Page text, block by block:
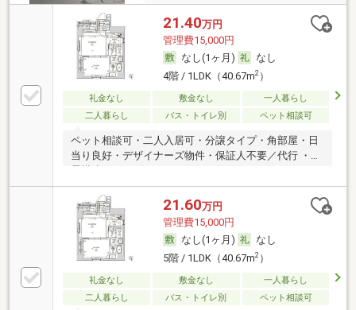
21.40万円
管理費15,000円
なし(1ヶ月)
なし
4階 / 1LDK（40.67m2）
礼金なし 敷金なし
一人暮らし
二人暮らし
バス・トイレ別 ペット相談可
ペット相談可・二人入居可・分譲タイプ・角部屋・日
当り良好・デザイナーズ物件・保証人不要／代行 ・免
21.60万円
管理費15,000円
なし(1ヶ月)
なし
5階 / 1LDK（40.67m2）
礼金なし 敷金なし
一人暮らし
二人暮らし
バス・トイレ別 ペット相談可